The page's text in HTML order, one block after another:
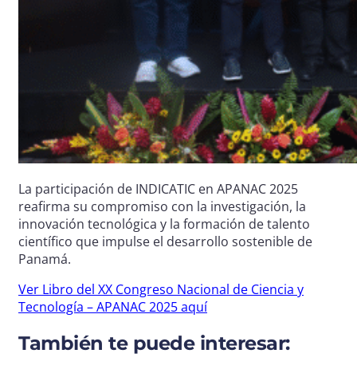
La participación de INDICATIC en APANAC 2025
reafirma su compromiso con la investigación, la
innovación tecnológica y la formación de talento
científico que impulse el desarrollo sostenible de
Panamá.
Ver Libro del XX Congreso Nacional de Ciencia y
Tecnología – APANAC 2025 aquí
También te puede interesar: